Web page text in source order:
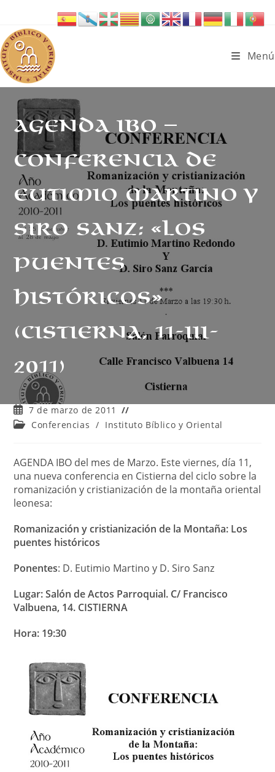
contenido
Menú
AGENDA IBO –
Conferencia de
Eutimio Martino y
Siro Sanz: «Los
puentes
históricos»
(Cistierna, 11-III-
2011)
Publicación
de
la
7 de marzo de 2011
Categoría
entrada:
Conferencias / Instituto Bíblico y Oriental
AGENDA IBO del mes de Marzo. Este viernes, día 11,
una nueva conferencia en Cistierna del ciclo sobre la
romanización y cristianización de la montaña oriental
leonesa:
Romanización y cristianización de la Montaña: Los
puentes históricos
Ponentes: D. Eutimio Martino y D. Siro Sanz
Lugar: Salón de Actos Parroquial. C/ Francisco
Valbuena, 14. CISTIERNA
Hora: 19:30